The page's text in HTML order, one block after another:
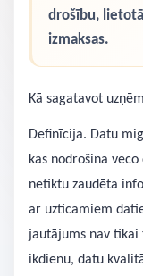
drošību,
izmaksas.
Kā sagatavot
Definīcija. Datu
kas nodrošina
netiktu zaudēta
ar uzticamiem
jautājums nav tikai
ikdienu, datu